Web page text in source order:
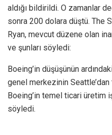
aldığı bildirildi. O zamanlar
sonra 200 dolara düştü. The
Ryan, mevcut düzene olan
ve şunları söyledi:
Boeing’in düşüşünün
genel merkezinin
Boeing’in temel ticari üretim
söyledi.